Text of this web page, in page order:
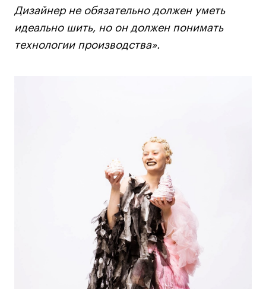
Дизайнер не обязательно должен уметь
идеально шить, но он должен понимать
технологии производства».